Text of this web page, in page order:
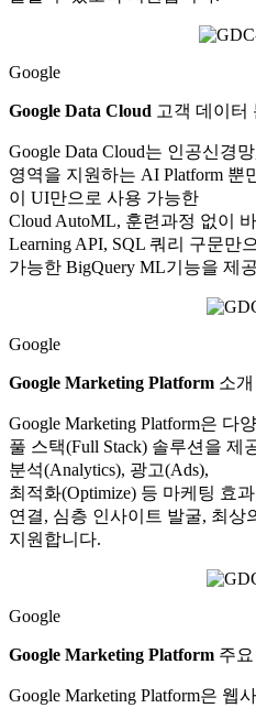
Google
Google Data Cloud 고객 데이터
Google Data Cloud는 인공신경
영역을 지원하는 AI Platform 뿐
이 UI만으로 사용 가능한
Cloud AutoML, 훈련과정 없이
Learning API, SQL 쿼리 구문만
가능한 BigQuery ML기능을 제
Google
Google Marketing Platform 소개
Google Marketing Platform은 다
풀 스택(Full Stack) 솔루션을
분석(Analytics), 광고(Ads),
최적화(Optimize) 등 마케팅 효
연결, 심층 인사이트 발굴, 최상
지원합니다.
Google
Google Marketing Platform 주
Google Marketing Platform은 웹